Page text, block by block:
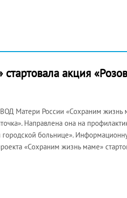
акция
Матери России «Сохраним
Направлена она на
больнице».
«Сохраним жизнь маме»